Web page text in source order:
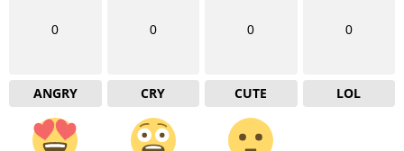
0
ANGRY
0
CRY
0
CUTE
0
LOL